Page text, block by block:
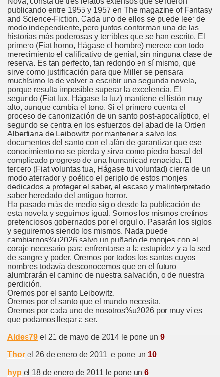
publicando entre 1955 y 1957 en The magazine of Fantasy
and Science-Fiction. Cada uno de ellos se puede leer de
modo independiente, pero juntos conforman una de las
historias más poderosas y terribles que se han escrito. El
primero (Fiat homo, Hágase el hombre) merece con todo
merecimiento el calificativo de genial, sin ninguna clase de
reserva. Es tan perfecto, tan redondo en sí mismo, que
sirve como justificación para que Miller se pensara
muchísimo lo de volver a escribir una segunda novela,
porque resulta imposible superar la excelencia. El
segundo (Fiat lux, Hágase la luz) mantiene el listón muy
alto, aunque cambia el tono. Si el primero cuenta el
proceso de canonización de un santo post-apocalíptico, el
segundo se centra en los esfuerzos del abad de la Orden
Albertiana de Leibowitz por mantener a salvo los
documentos del santo con el afán de garantizar que ese
conocimiento no se pierda y sirva como piedra basal del
complicado progreso de una humanidad renacida. El
tercero (Fiat voluntas tua, Hágase tu voluntad) cierra de un
modo aterrador y poético el periplo de estos monjes
dedicados a proteger el saber, el escaso y malinterpretado
saber heredado del antiguo horror.
Ha pasado más de medio siglo desde la publicación de
esta novela y seguimos igual. Somos los mismos cretinos
pretenciosos gobernados por el orgullo. Pasarán los siglos
y seguiremos siendo los mismos. Nada puede
cambiarnos%u2026 salvo un puñado de monjes con el
coraje necesario para enfrentarse a la estupidez y a la sed
de sangre y poder. Oremos por todos los santos cuyos
nombres todavía desconocemos que en el futuro
alumbrarán el camino de nuestra salvación, o de nuestra
perdición.
Oremos por el santo Leibowitz.
Oremos por el santo que el mundo necesita.
Oremos por cada uno de nosotros%u2026 por muy viles
que podamos llegar a ser.
Aldes79 el 21 de mayo de 2014 le pone un 9
Thor el 26 de enero de 2011 le pone un 10
hyp el 18 de enero de 2011 le pone un 6